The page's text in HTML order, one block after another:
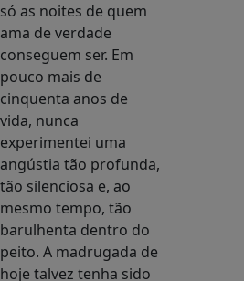
só as noites de quem
ama de verdade
conseguem ser. Em
pouco mais de
cinquenta anos de
vida, nunca
experimentei uma
angústia tão profunda,
tão silenciosa e, ao
mesmo tempo, tão
barulhenta dentro do
peito. A madrugada de
hoje talvez tenha sido